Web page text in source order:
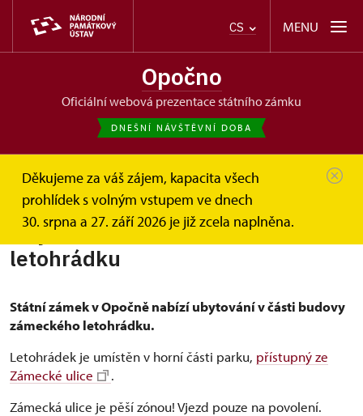
CS MENU
Opočno
oficiální webová prezentace státního zámku
DNEŠNÍ NÁVŠTĚVNÍ DOBA
Děkujeme za váš zájem, kapacita všech
prohlídek s volným vstupem ve dnech
30. srpna a 27. září 2026 je již zcela naplněna.
Opočno
Další informace
Ubytování v zámeckém letohrádku
Ubytování v zámeckém
letohrádku
Státní zámek v Opočně nabízí ubytování v části budovy
zámeckého letohrádku.
Letohrádek je umístěn v horní části parku, přístupný ze
Zámecké ulice
.
Zámecká ulice je pěší zónou! Vjezd pouze na povolení.